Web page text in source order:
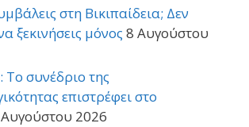
στη Βικιπαίδεια; Δεν
ξεκινήσεις μόνος 8 Αυγούστου
Το συνέδριο της
επιστρέφει στο
2026